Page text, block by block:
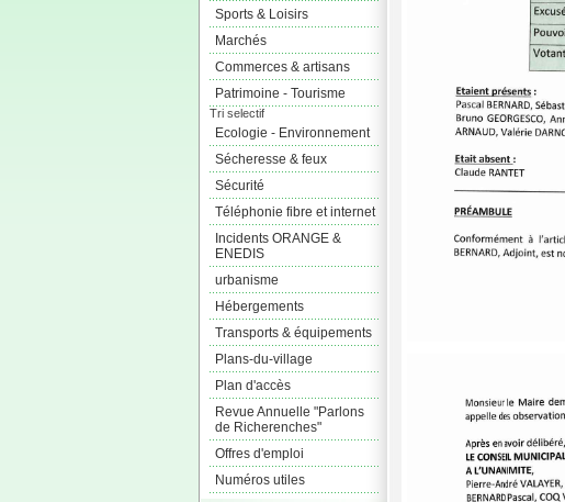
Sports & Loisirs
Marchés
Commerces & artisans
Patrimoine - Tourisme
Tri selectif
Ecologie - Environnement
Sécheresse & feux
Sécurité
Téléphonie fibre et internet
Incidents ORANGE &
ENEDIS
urbanisme
Hébergements
Transports & équipements
Plans-du-village
Plan d'accès
Revue Annuelle "Parlons
de Richerenches"
Offres d'emploi
Numéros utiles